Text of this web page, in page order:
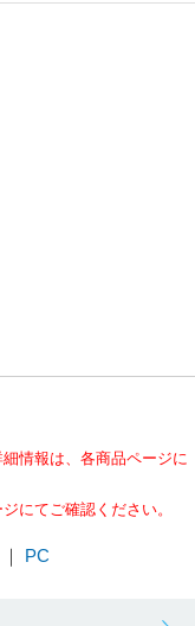
情報は、各商品ページに
にてご確認ください。
PC